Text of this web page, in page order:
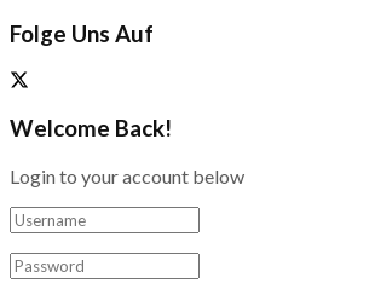
Folge Uns Auf
Welcome Back!
Login to your account below